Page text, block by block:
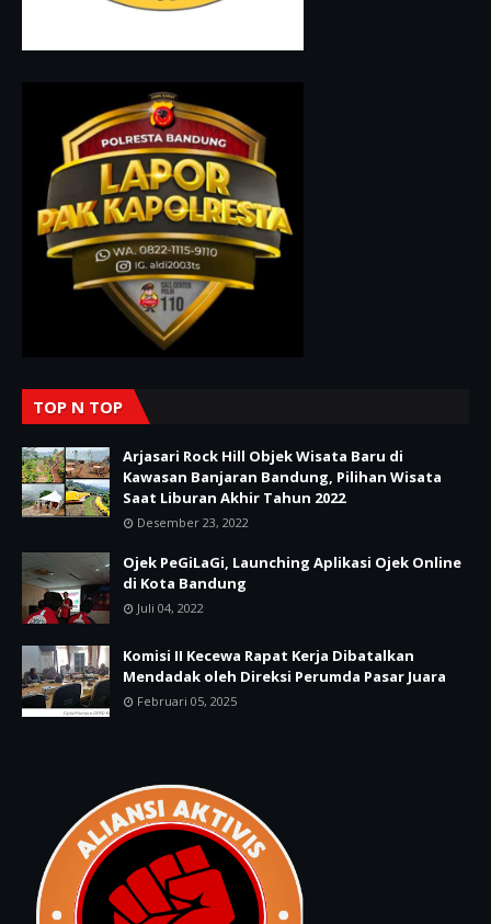
TOP N TOP
Arjasari Rock Hill Objek Wisata Baru di
Kawasan Banjaran Bandung, Pilihan Wisata
Saat Liburan Akhir Tahun 2022
Desember 23, 2022
Ojek PeGiLaGi, Launching Aplikasi Ojek Online
di Kota Bandung
Juli 04, 2022
Komisi II Kecewa Rapat Kerja Dibatalkan
Mendadak oleh Direksi Perumda Pasar Juara
Februari 05, 2025